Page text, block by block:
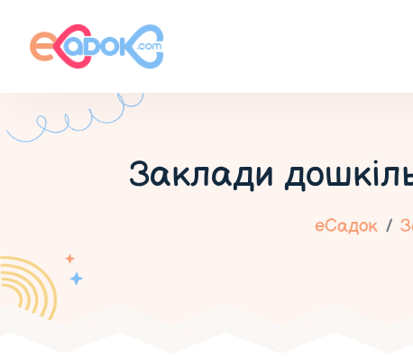
Заклади
еСадок